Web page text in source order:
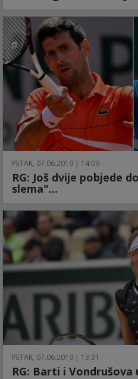
PETAK, 07.06.2019 | 14:09
RG: Još dvije pobjede
slema"...
PETAK, 07.06.2019 | 13:31
RG: Barti i Vondrušova